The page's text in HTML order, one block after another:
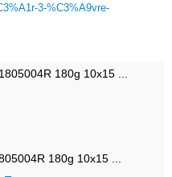
3-%C3%A9vre-
180g 10x15 ...